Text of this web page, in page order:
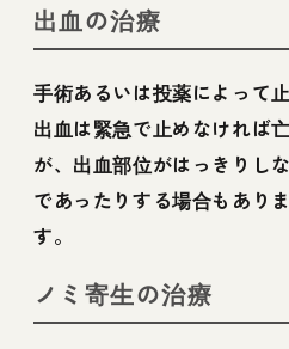
出血の治療
手術あるいは投薬によって
出血は緊急で止めなければ
が、出血部位がはっきりし
であったりする場合もあり
す。
ノミ寄生の治療